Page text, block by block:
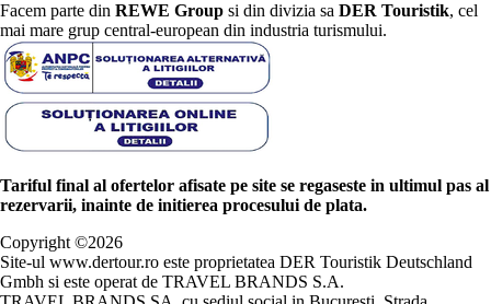
Facem parte din REWE Group si din divizia sa DER Touristik, cel
mai mare grup central-european din industria turismului.
Tariful final al ofertelor afisate pe site se regaseste in ultimul pas al
rezervarii, inainte de initierea procesului de plata.
Copyright ©2026
Site-ul www.dertour.ro este proprietatea DER Touristik Deutschland
Gmbh si este operat de TRAVEL BRANDS S.A.